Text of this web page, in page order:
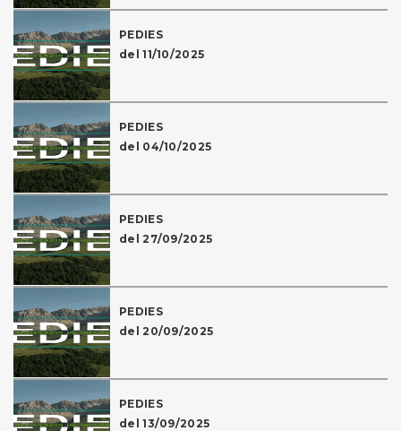
PEDIES
del 11/10/2025
PEDIES
del 04/10/2025
PEDIES
del 27/09/2025
PEDIES
del 20/09/2025
PEDIES
del 13/09/2025